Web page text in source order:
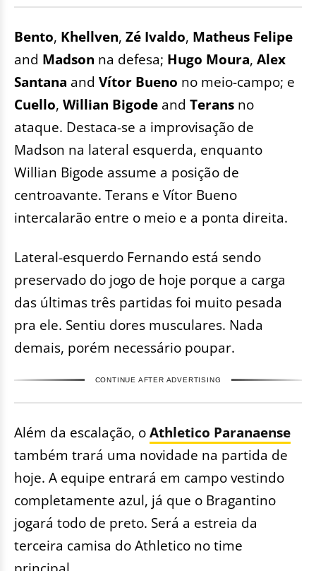
Bento, Khellven, Zé Ivaldo, Matheus Felipe
and Madson na defesa; Hugo Moura, Alex
Santana and Vítor Bueno no meio-campo; e
Cuello, Willian Bigode and Terans no
ataque. Destaca-se a improvisação de
Madson na lateral esquerda, enquanto
Willian Bigode assume a posição de
centroavante. Terans e Vítor Bueno
intercalarão entre o meio e a ponta direita.
Lateral-esquerdo Fernando está sendo
preservado do jogo de hoje porque a carga
das últimas três partidas foi muito pesada
pra ele. Sentiu dores musculares. Nada
demais, porém necessário poupar.
CONTINUE AFTER ADVERTISING
Além da escalação, oAthletico Paranaense
também trará uma novidade na partida de
hoje. A equipe entrará em campo vestindo
completamente azul, já que o Bragantino
jogará todo de preto. Será a estreia da
terceira camisa do Athletico no time